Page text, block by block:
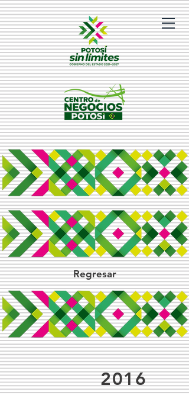
Regresar
2016